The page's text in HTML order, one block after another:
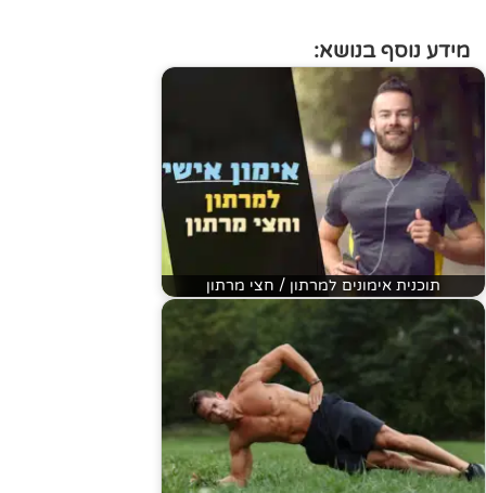
מידע נוסף בנושא:
תוכנית אימונים למרתון / חצי מרתון